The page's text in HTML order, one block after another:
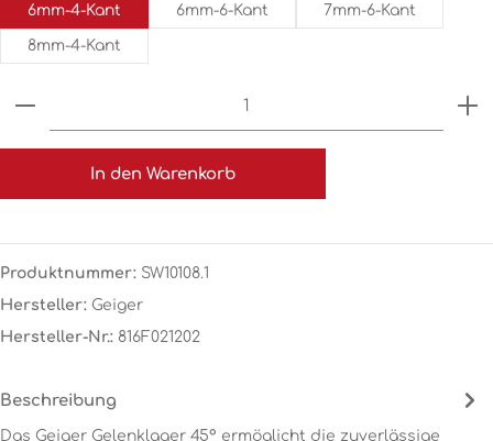
6mm-4-Kant 6mm-6-Kant 7mm-6-Kant
8mm-4-Kant
Produkt Anzahl: Gib den gewünschten Wert
In den Warenkorb
Produktnummer: SW10108.1
Hersteller: Geiger
Hersteller-Nr.: 816F021202
Beschreibung
Das Geiger Gelenklager 45° ermöglicht die zuverlässige